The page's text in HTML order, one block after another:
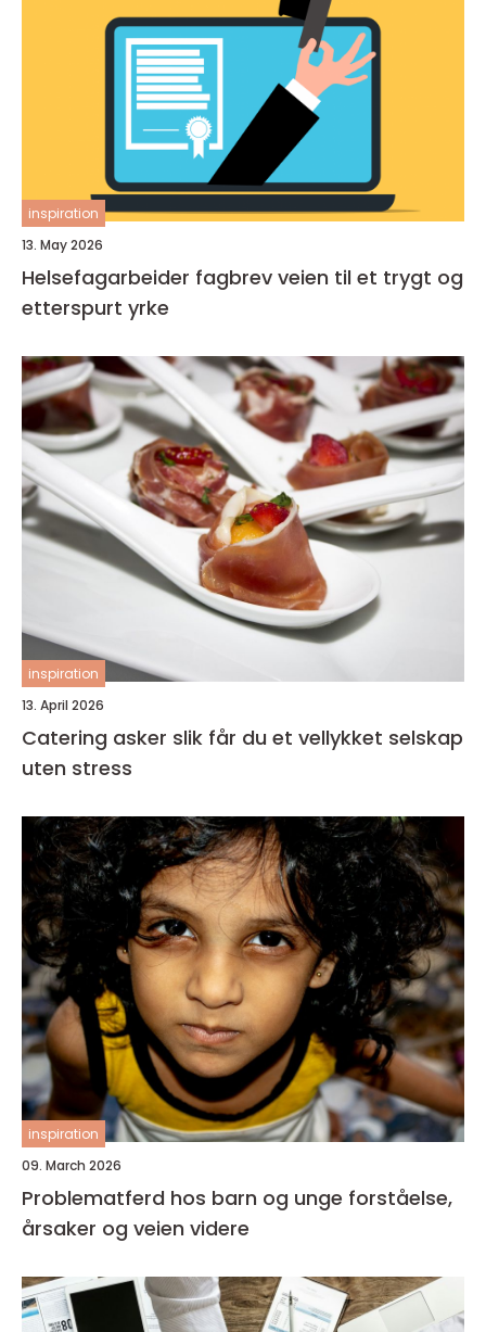
inspiration
13. May 2026
Helsefagarbeider fagbrev veien til et trygt og
etterspurt yrke
inspiration
13. April 2026
Catering asker slik får du et vellykket selskap
uten stress
inspiration
09. March 2026
Problematferd hos barn og unge forståelse,
årsaker og veien videre